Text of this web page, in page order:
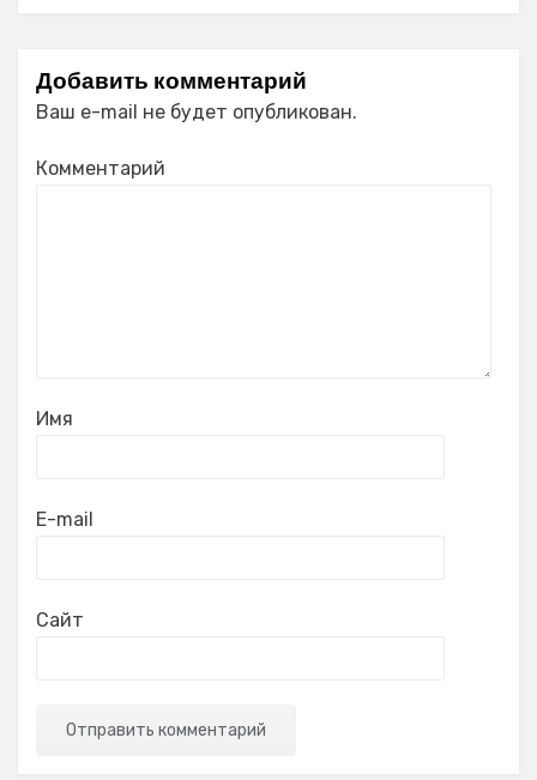
Добавить комментарий
Ваш e-mail не будет опубликован.
Комментарий
Имя
E-mail
Сайт